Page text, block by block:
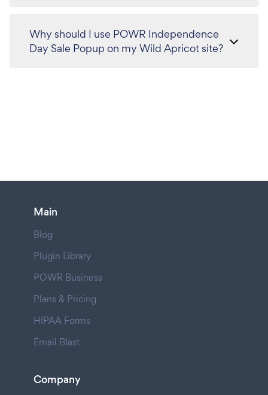
Why should I use POWR Independence
Day Sale Popup on my Wild Apricot site?
Main
Blog
Plugin Library
POWR Business
Plans & Pricing
HIPAA Forms
Email Blast
Company